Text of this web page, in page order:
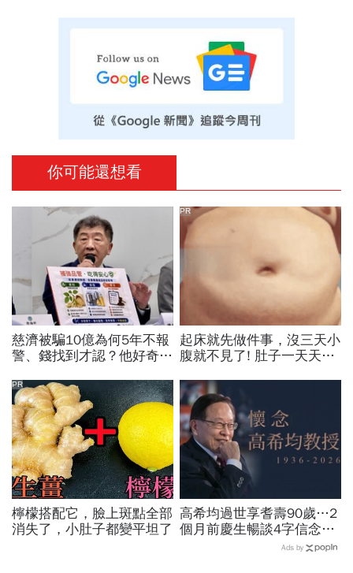
你可能還想看
慈濟被騙10億為何5年不報
警、錢找到才認？他好奇：
「擋疫苗」黑鍋只求1件事
起床就先做件事，沒三天小
腹就不見了! 肚子一天天變
PR
檸檬搭配它，臉上斑點全部
消失了，小肚子都變平坦了
PR
高希均過世享耆壽90歲…2
個月前慶生暢談4字信念，
回憶錄給讀者忠告：自求多
Ads by